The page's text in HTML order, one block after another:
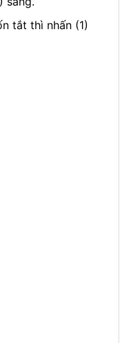
tắt thì nhấn (1)